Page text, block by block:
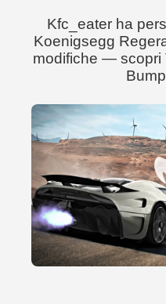
Kfc_eater ha
Koenigsegg
modifiche — scopri